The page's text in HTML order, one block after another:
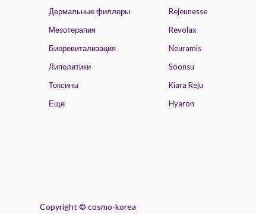
Дермальные филлеры
Мезотерапия
Биоревитализация
Липолитики
Токсины
Еще
Rejeunesse
Revolax
Neuramis
Soonsu
Kiara Reju
Hyaron
Copyright © cosmo-korea